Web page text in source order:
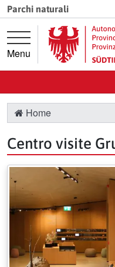
Vai direttamente alla
Vai al contenuto principale
Parchi naturali
Menu
Home
Centro visite